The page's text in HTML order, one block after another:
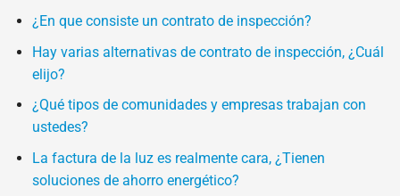
¿En que consiste un contrato de inspección?
Hay varias alternativas de contrato de inspección, ¿Cuál
elijo?
¿Qué tipos de comunidades y empresas trabajan con
ustedes?
La factura de la luz es realmente cara, ¿Tienen
soluciones de ahorro energético?